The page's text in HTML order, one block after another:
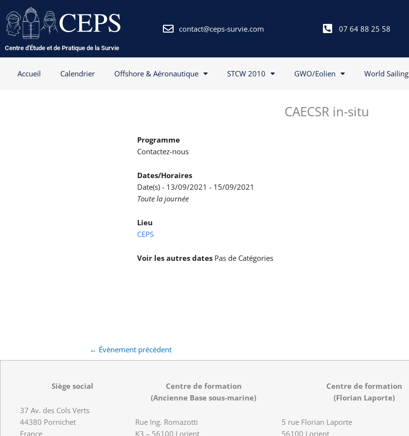
au
contenu
Centre d'Étude et de Pratique de la Survie
contact@ceps-survie.com 07 64 88 25 58
Accueil Calendrier Offshore & Aéronautique STCW 2010 GWO/Eolien World Sailing
CAECSR in-situ
Programme
Contactez-nous
Dates/Horaires
Date(s) - 13/09/2021 - 15/09/2021
Toute la journée
Lieu
CEPS
Voir les autres dates Pas de Catégories
← Évènement précédent
Siège social
37 Av. des Cols Verts
44380 Pornichet
France
Centre de formation
(Ancienne Base sous-marine)
Rue Ing. Romazotti
K3 – 56100 Lorient
Centre de formation
(Florian Laporte)
5 rue Florian Laporte
56100 Lorient